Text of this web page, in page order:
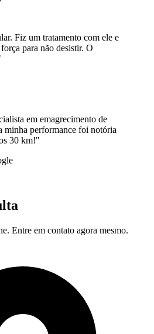
Fiz um tratamento com ele e
para não desistir. O
em emagrecimento de
minha performance foi notória
30 km!"
Entre em contato agora mesmo.